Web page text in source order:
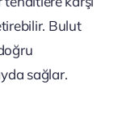
Bulut
sağlar.